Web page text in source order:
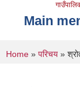
Main
You are
Home » परिचय »